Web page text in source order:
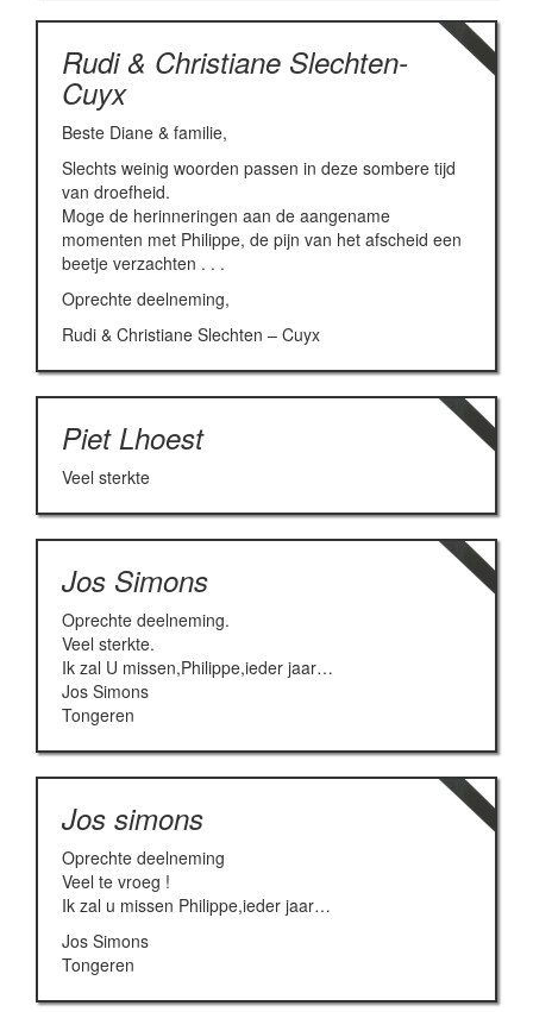
Rudi & Christiane Slechten-
Cuyx
Beste Diane & familie,
Slechts weinig woorden passen in deze sombere tijd
van droefheid.
Moge de herinneringen aan de aangename
momenten met Philippe, de pijn van het afscheid een
beetje verzachten . . .
Oprechte deelneming,
Rudi & Christiane Slechten – Cuyx
Piet Lhoest
Veel sterkte
Jos Simons
Oprechte deelneming.
Veel sterkte.
Ik zal U missen,Philippe,ieder jaar…
Jos Simons
Tongeren
Jos simons
Oprechte deelneming
Veel te vroeg !
Ik zal u missen Philippe,ieder jaar…
Jos Simons
Tongeren